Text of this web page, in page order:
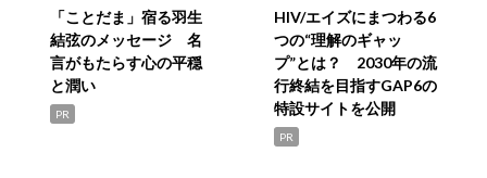
「ことだま」宿る羽生
結弦のメッセージ 名
言がもたらす心の平穏
と潤い
PR
HIV/エイズにまつわる6
つの“理解のギャッ
プ”とは？ 2030年の流
行終結を目指すGAP6の
特設サイトを公開
PR